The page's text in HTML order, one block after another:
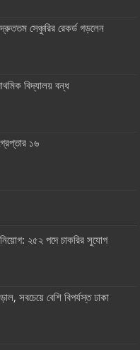
দ্রুততম সেঞ্চুরির রেকর্ড গড়লেন
বিদ্যালয় বন্ধ
১৬
২৫২ পদে চাকরির সুযোগ
সবচেয়ে বেশি বিপর্যস্ত ঢাকা